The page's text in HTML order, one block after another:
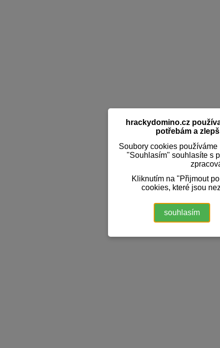
hrackydomino.cz
potřebám a
Soubory cookies
"Souhlasím" souhlasíte s
Kliknutím na "Přijmout
cookies, které jsou
souhlasím